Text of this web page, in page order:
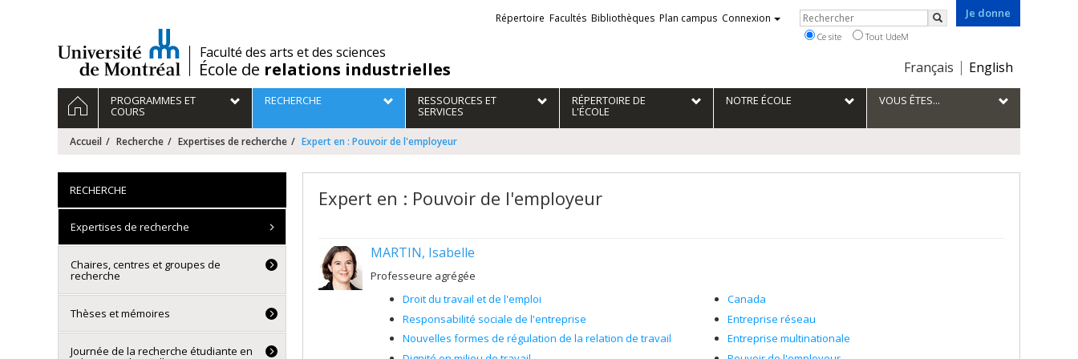
/Faculté des arts et des sciences
École de relations industrielles
Je donne
Choix
la
langue
Français English
Liens
externes
Répertoire Facultés Bibliothèques Plan campus Connexion Rechercher
Rechercher
Ce site Tout UdeM
Navigation
principale
ACCUEILPROGRAMMES ET
COURS
RECHERCHE RESSOURCES ET
SERVICES
RÉPERTOIRE DE
L'ÉCOLE
NOTRE ÉCOLE VOUS ÊTES...
Accueil Recherche Expertises de recherche Expert en : Pouvoir de l'employeur
Expert en : Pouvoir de l'employeur
MARTIN, Isabelle
Professeure agrégée
Droit du travail et de l'emploi
Responsabilité sociale de l'entreprise
Nouvelles formes de régulation de la relation de travail
Canada
Entreprise réseau
Entreprise multinationale
RECHERCHE
Expertises de recherche
Chaires, centres et groupes de
recherche
Thèses et mémoires
Journée de la recherche étudiante en